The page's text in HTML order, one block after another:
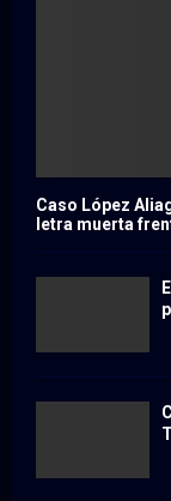
Caso López
letra muerta